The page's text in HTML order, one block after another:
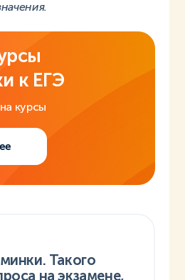
к ЕГЭ
курсы
Такого
на экзамене,